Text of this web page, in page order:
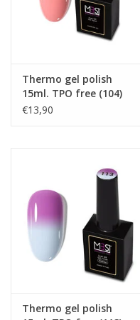
Thermo gel polish
15ml. TPO free (104)
€13,90
Thermo gel polish